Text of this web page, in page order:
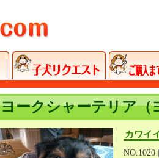
ヨークシャーテリア（
カワイ
NO.1020